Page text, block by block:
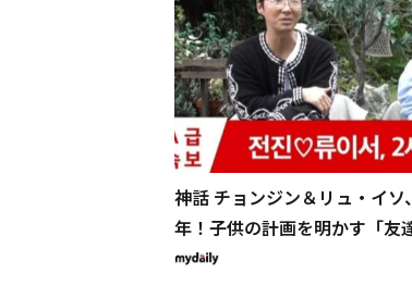
神話 チョンジン＆リュ・イソ
年！子供の計画を明かす「友
になりたい」（動画あり）